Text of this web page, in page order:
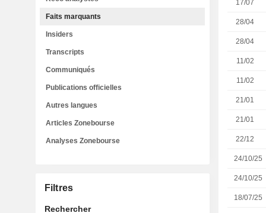
17/07
28/04
28/04
11/02
11/02
21/01
21/01
22/12
24/10/25
24/10/25
18/07/25
Faits marquants
Insiders
Transcripts
Communiqués
Publications officielles
Autres langues
Articles Zonebourse
Analyses Zonebourse
Filtres
Rechercher